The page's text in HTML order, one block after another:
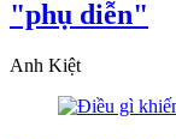
"phụ diễn"
Anh Kiệt